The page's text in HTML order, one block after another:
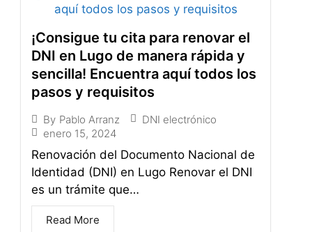
¡Consigue tu cita para renovar el
DNI en Lugo de manera rápida y
sencilla! Encuentra aquí todos los
pasos y requisitos
By Pablo Arranz
DNI electrónico
enero 15, 2024
Renovación del Documento Nacional de
Identidad (DNI) en Lugo Renovar el DNI
es un trámite que…
Read More